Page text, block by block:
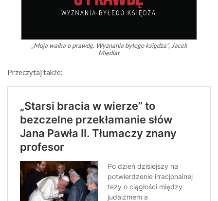
„Moja walka o prawdę. Wyznania byłego księdza”, Jacek
Międlar
Przeczytaj także: